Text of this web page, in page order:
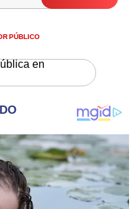
PÚBLICO
en